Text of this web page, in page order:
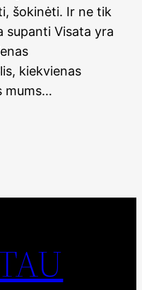
šokinėti. Ir ne tik
supanti Visata yra
kiekvienas
mums…